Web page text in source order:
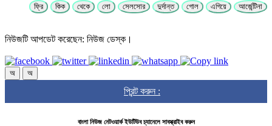
ফ্রি কিক থেকে লো সেলসোর দুর্দান্ত গোল এগিয়ে আর্জেন্টিনা
নিউজটি আপডেট করেছেন: নিউজ ডেস্ক।
অ অ
প্রিন্ট করুন :
বাংলা নিউজ নেটওয়ার্ক ইউটিউব চ্যানেলে সাবস্ক্রাইব করুন